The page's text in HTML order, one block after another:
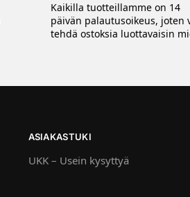
Kaikilla tuotteillamme on 14
päivän palautusoikeus, joten
tehdä ostoksia luottavaisin
ASIAKASTUKI
UKK – Usein kysyttyä